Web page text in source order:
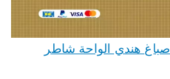
صباغ الواحة 66616884 صباغ هندي الواحة شاطر